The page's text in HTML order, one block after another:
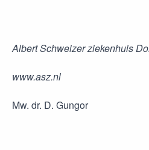
Albert Schweizer ziekenhuis
www.asz.nl
Mw. dr. D. Gungor